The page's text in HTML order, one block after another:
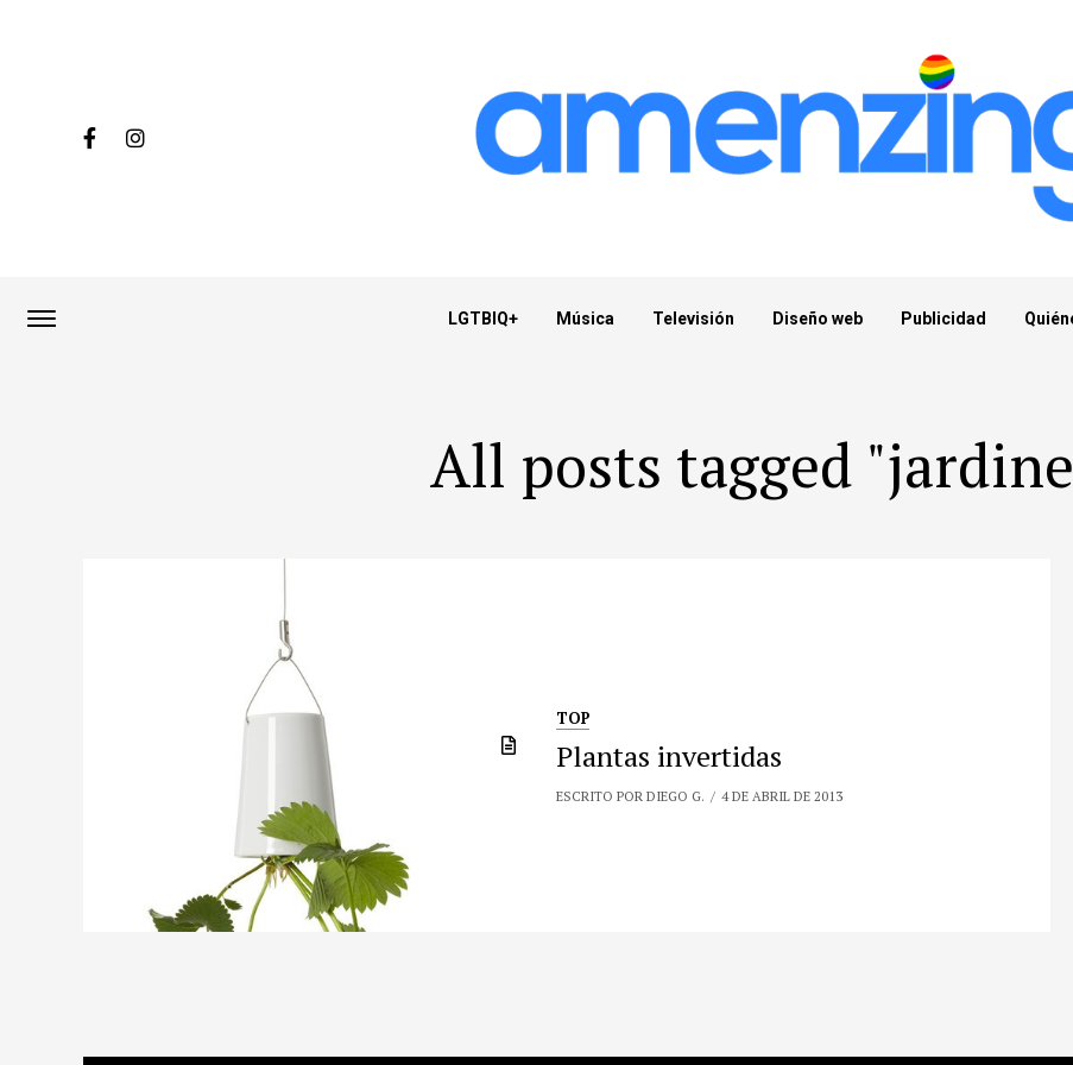
LGTBIQ+ Música Televisión Diseño web Publicidad
All posts tagged
TOP
Plantas invertidas
ESCRITO POR DIEGO G. 4 DE ABRIL DE 2013